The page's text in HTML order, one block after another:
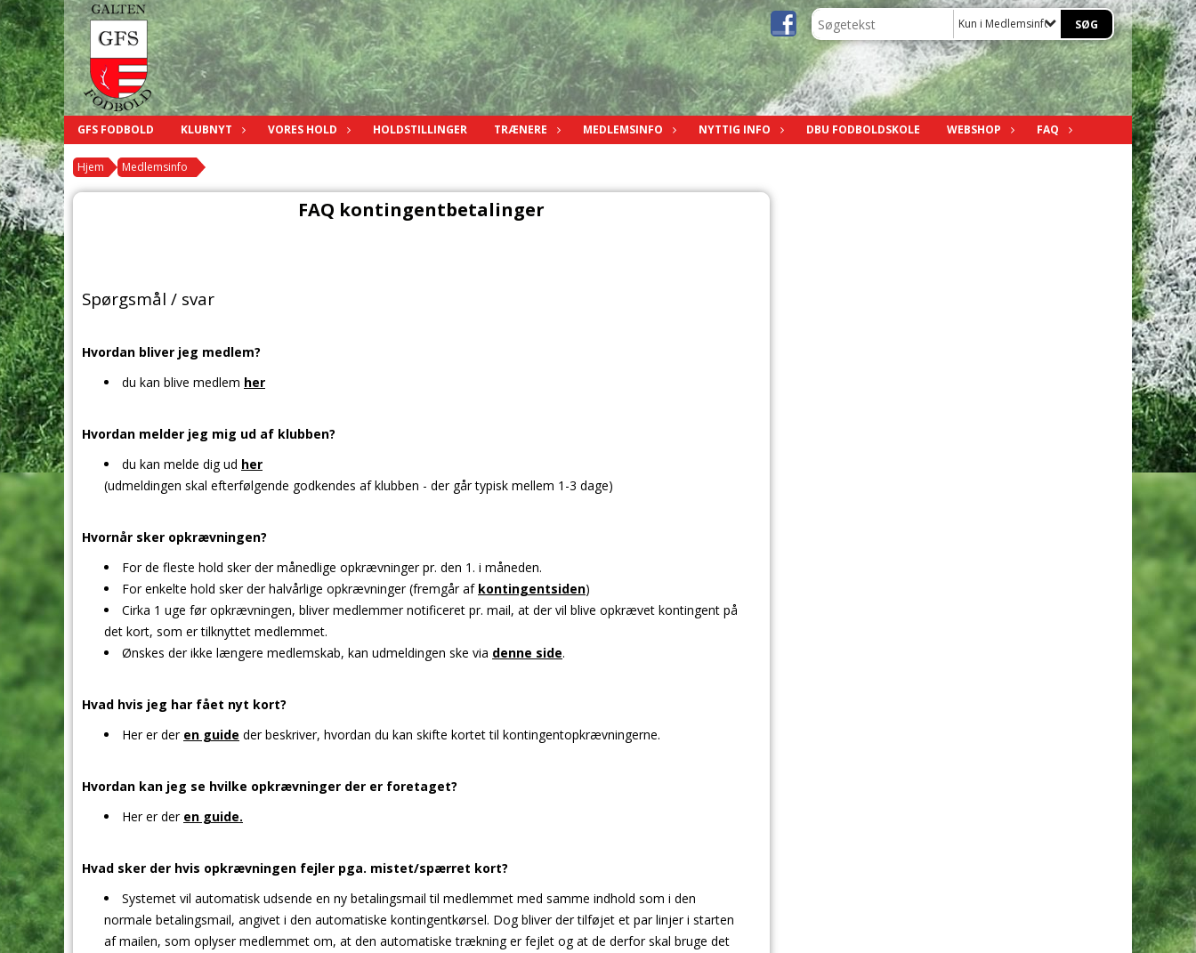
Kun i Medlemsinfo
GFS FODBOLD KLUBNYT VORES HOLD HOLDSTILLINGER TRÆNERE MEDLEMSINFO NYTTIG INFO DBU FODBOLDSKOLE WEBSHOP FAQ
Hjem Medlemsinfo
FAQ kontingentbetalinger
Spørgsmål / svar
Hvordan bliver jeg medlem?
du kan blive medlem her
Hvordan melder jeg mig ud af klubben?
du kan melde dig ud her
(udmeldingen skal efterfølgende godkendes af klubben - der går typisk mellem 1-3 dage)
Hvornår sker opkrævningen?
For de fleste hold sker der månedlige opkrævninger pr. den 1. i måneden.
For enkelte hold sker der halvårlige opkrævninger (fremgår af kontingentsiden)
Cirka 1 uge før opkrævningen, bliver medlemmer notificeret pr. mail, at der vil blive opkrævet kontingent på
det kort, som er tilknyttet medlemmet.
Ønskes der ikke længere medlemskab, kan udmeldingen ske via denne side.
Hvad hvis jeg har fået nyt kort?
Her er der en guide der beskriver, hvordan du kan skifte kortet til kontingentopkrævningerne.
Hvordan kan jeg se hvilke opkrævninger der er foretaget?
Her er der en guide.
Hvad sker der hvis opkrævningen fejler pga. mistet/spærret kort?
Systemet vil automatisk udsende en ny betalingsmail til medlemmet med samme indhold som i den
normale betalingsmail, angivet i den automatiske kontingentkørsel. Dog bliver der tilføjet et par linjer i starten
af mailen, som oplyser medlemmet om, at den automatiske trækning er fejlet og at de derfor skal bruge det